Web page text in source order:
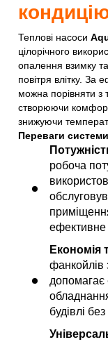
Теплові насоси
цілорічного
опалення взимку
повітря влітку. За
можна порівняти з
створюючи
знижуючи
Переваги
робоча
ефективне
Економія
фанкойлів
допомагає
будівлі